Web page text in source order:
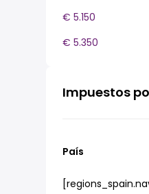
€ 5.150
€ 5.350
Impuestos
País